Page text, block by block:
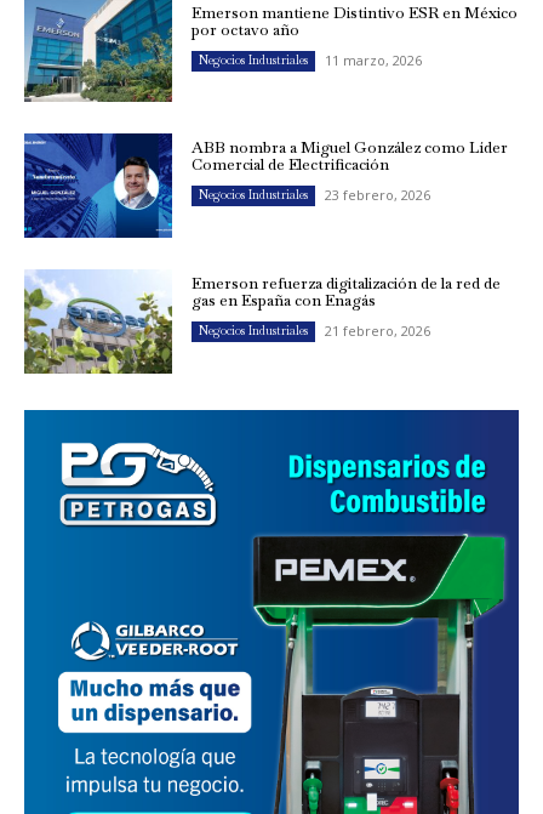
Emerson mantiene Distintivo ESR en México
por octavo año
Negocios Industriales 11 marzo, 2026
ABB nombra a Miguel González como Líder
Comercial de Electrificación
Negocios Industriales 23 febrero, 2026
Emerson refuerza digitalización de la red de
gas en España con Enagás
Negocios Industriales 21 febrero, 2026